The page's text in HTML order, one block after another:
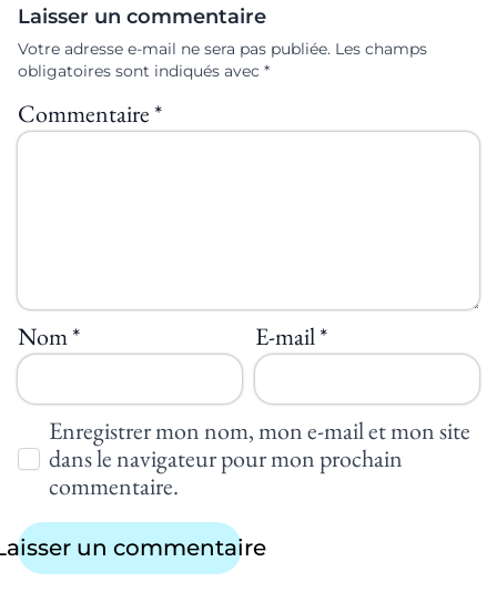
Laisser un commentaire
Votre adresse e-mail ne sera pas publiée. Les champs
obligatoires sont indiqués avec *
Commentaire*
Nom* E-mail*
Enregistrer mon nom, mon e-mail et mon site
dans le navigateur pour mon prochain
commentaire.